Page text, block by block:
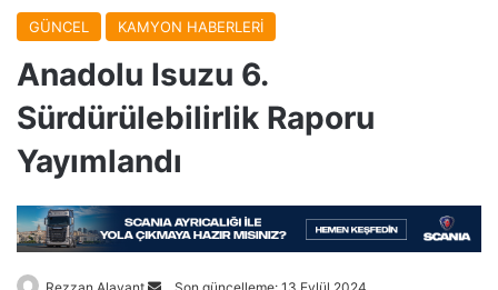
GÜNCEL KAMYON HABERLERİ
Anadolu Isuzu 6.
Sürdürülebilirlik Raporu
Yayımlandı
Bir